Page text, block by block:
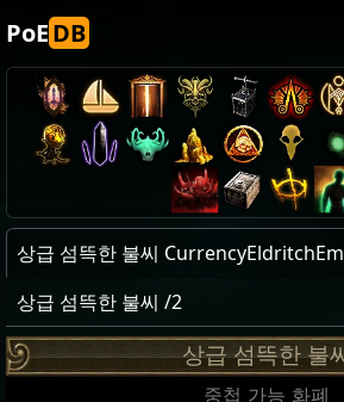
PoEDB
상급 섬뜩한 불씨
상급 섬뜩한 불씨 /2
상급 섬뜩한 불
중첩 가능 화폐